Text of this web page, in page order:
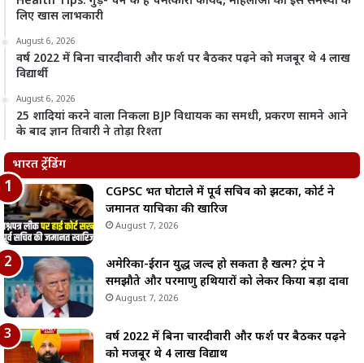
लिए खास लाभकारी
August 6, 2026
वर्ष 2022 में बिना चारदीवारी और फर्श पर बैठकर पढ़ने को मजबूर थे 4 लाख
विद्यार्थी
August 6, 2026
25 शादियां करने वाला निकला BJP विधायक का समधी, प्रकरण सामने आने
के बाद ज्ञान तिवारी ने तोड़ा रिश्ता
भारत ट्रेंडिंग
CGPSC भर्ती घोटाले में पूर्व सचिव को झटका, कोर्ट ने
जमानत याचिका की खारिज
August 7, 2026
अमेरिका-ईरान युद्ध जल्द हो सकता है खत्म? ट्रंप ने
समझौते और परमाणु हथियारों को लेकर किया बड़ा दावा
August 7, 2026
वर्ष 2022 में बिना चारदीवारी और फर्श पर बैठकर पढ़ने
को मजबूर थे 4 लाख विद्यार्थी